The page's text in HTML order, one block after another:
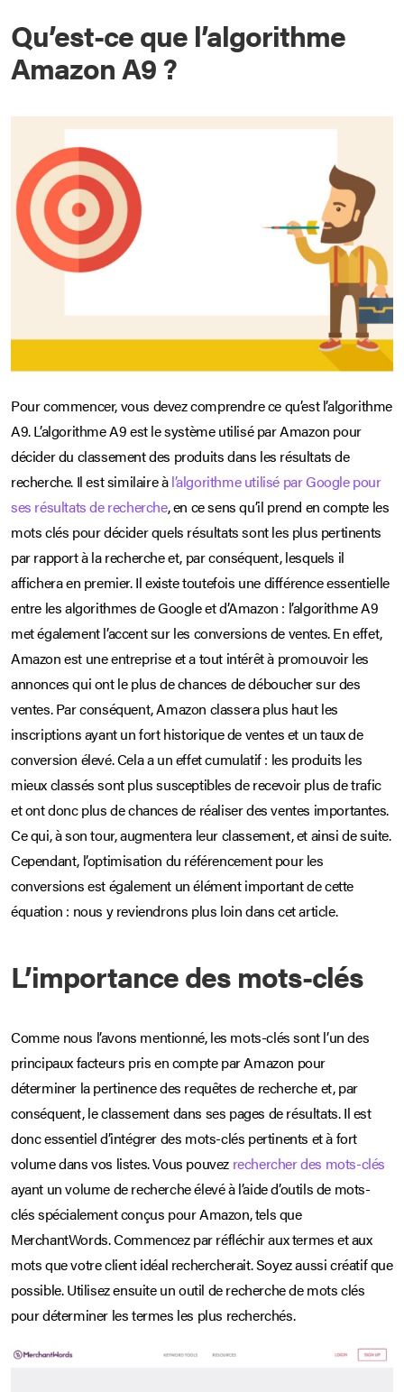
Qu’est-ce que l’algorithme
Amazon A9 ?
Pour commencer, vous devez comprendre ce qu’est l’algorithme
A9. L’algorithme A9 est le système utilisé par Amazon pour
décider du classement des produits dans les résultats de
recherche. Il est similaire àl’algorithme utilisé par Google pour
ses résultats de recherche, en ce sens qu’il prend en compte les
mots clés pour décider quels résultats sont les plus pertinents
par rapport à la recherche et, par conséquent, lesquels il
affichera en premier. Il existe toutefois une différence essentielle
entre les algorithmes de Google et d’Amazon : l’algorithme A9
met également l’accent sur les conversions de ventes. En effet,
Amazon est une entreprise et a tout intérêt à promouvoir les
annonces qui ont le plus de chances de déboucher sur des
ventes. Par conséquent, Amazon classera plus haut les
inscriptions ayant un fort historique de ventes et un taux de
conversion élevé. Cela a un effet cumulatif : les produits les
mieux classés sont plus susceptibles de recevoir plus de trafic
et ont donc plus de chances de réaliser des ventes importantes.
Ce qui, à son tour, augmentera leur classement, et ainsi de suite.
Cependant, l’optimisation du référencement pour les
conversions est également un élément important de cette
équation : nous y reviendrons plus loin dans cet article.
L’importance des mots-clés
Comme nous l’avons mentionné, les mots-clés sont l’un des
principaux facteurs pris en compte par Amazon pour
déterminer la pertinence des requêtes de recherche et, par
conséquent, le classement dans ses pages de résultats. Il est
donc essentiel d’intégrer des mots-clés pertinents et à fort
volume dans vos listes. Vous pouvez rechercher des mots-clés
ayant un volume de recherche élevé à l’aide d’outils de mots-
clés spécialement conçus pour Amazon, tels que
MerchantWords. Commencez par réfléchir aux termes et aux
mots que votre client idéal rechercherait. Soyez aussi créatif que
possible. Utilisez ensuite un outil de recherche de mots clés
pour déterminer les termes les plus recherchés.